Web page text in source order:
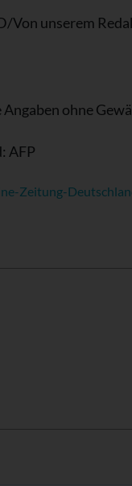
Von unserem
Angaben ohne
AFP
Zeitung-